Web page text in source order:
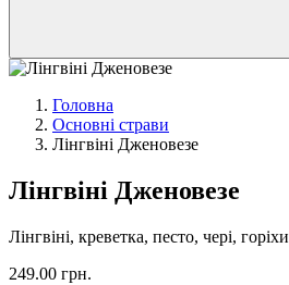
Головна
Основні страви
Лінгвіні Дженовезе
Лінгвіні Дженовезе
Лінгвіні, креветка, песто, чері, горіхи
249.00 грн.